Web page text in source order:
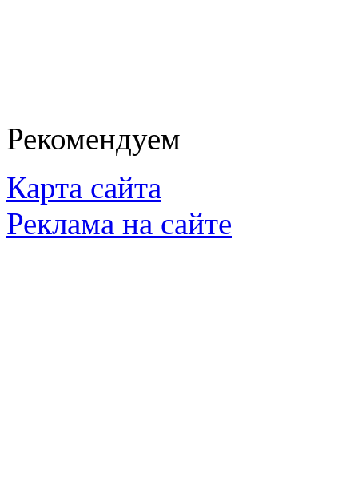
Рекомендуем
Карта сайта
Реклама на сайте